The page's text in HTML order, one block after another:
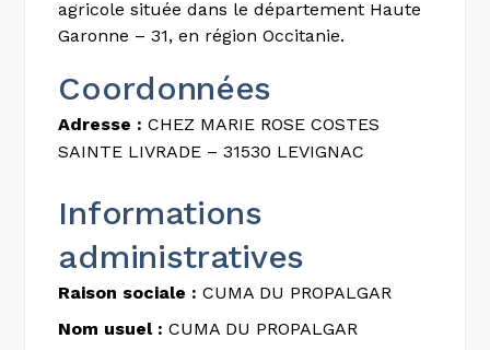
agricole située dans le département Haute
Garonne – 31, en région Occitanie.
Coordonnées
Adresse : CHEZ MARIE ROSE COSTES
SAINTE LIVRADE – 31530 LEVIGNAC
Informations
administratives
Raison sociale : CUMA DU PROPALGAR
Nom usuel : CUMA DU PROPALGAR